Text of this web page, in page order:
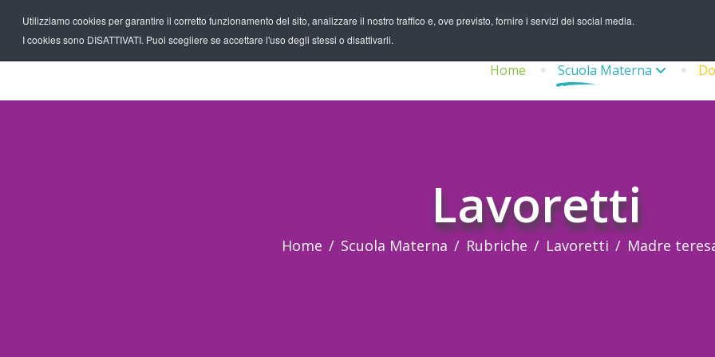
Utilizziamo cookies per garantire il corretto funzionamento del sito, analizzare il nostro traffico e, ove previsto, fornire i servizi dei social media.
I cookies sono DISATTIVATI. Puoi scegliere se accettare l'uso degli stessi o disattivarli.
Home Scuola Materna
Lavoretti
Home Scuola Materna Rubriche Lavoretti Madre